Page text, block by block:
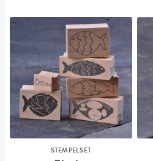
STEMPELSET